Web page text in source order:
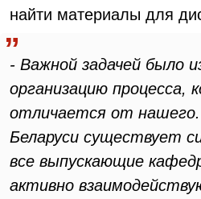
найти материалы для
- Важной задачей было
организацию процесса,
отличается от
Беларуси существует
все выпускающие
активно